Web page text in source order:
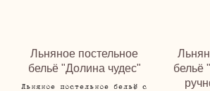
Льняное постельное
бельё "Долина чудес"
Льняное постельное бельё с
бельё